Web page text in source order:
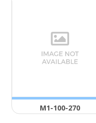
Μ1-100-270